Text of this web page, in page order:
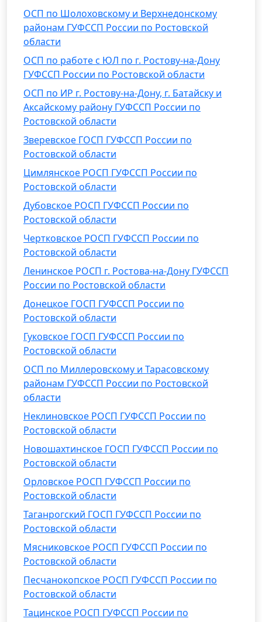
ОСП по Шолоховскому и Верхнедонскому
районам ГУФССП России по Ростовской
области
ОСП по работе с ЮЛ по г. Ростову-на-Дону
ГУФССП России по Ростовской области
ОСП по ИР г. Ростову-на-Дону, г. Батайску и
Аксайскому району ГУФССП России по
Ростовской области
Зверевское ГОСП ГУФССП России по
Ростовской области
Цимлянское РОСП ГУФССП России по
Ростовской области
Дубовское РОСП ГУФССП России по
Ростовской области
Чертковское РОСП ГУФССП России по
Ростовской области
Ленинское РОСП г. Ростова-на-Дону ГУФССП
России по Ростовской области
Донецкое ГОСП ГУФССП России по
Ростовской области
Гуковское ГОСП ГУФССП России по
Ростовской области
ОСП по Миллеровскому и Тарасовскому
районам ГУФССП России по Ростовской
области
Неклиновское РОСП ГУФССП России по
Ростовской области
Новошахтинское ГОСП ГУФССП России по
Ростовской области
Орловское РОСП ГУФССП России по
Ростовской области
Таганрогский ГОСП ГУФССП России по
Ростовской области
Мясниковское РОСП ГУФССП России по
Ростовской области
Песчанокопское РОСП ГУФССП России по
Ростовской области
Тацинское РОСП ГУФССП России по